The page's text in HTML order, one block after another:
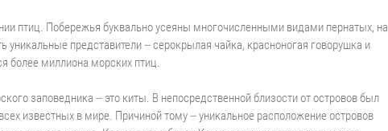
птиц. Побережья буквально усеяны многочисленными видами пернатых, на
уникальные представители – серокрылая чайка, красноногая говорушка и
более миллиона морских птиц.
заповедника – это киты. В непосредственной близости от островов был
известных в мире. Причиной тому – уникальное расположение островов